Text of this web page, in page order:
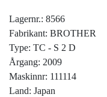
Lagernr.: 8566
Fabrikant: BROTHER
Type: TC - S 2 D
Årgang: 2009
Maskinnr: 111114
Land: Japan